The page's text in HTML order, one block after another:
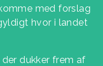
med forslag
hvor i landet
dukker frem af